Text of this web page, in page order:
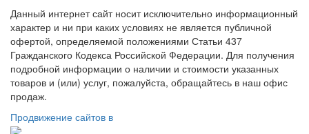
Данный интернет сайт носит исключительно информационный
характер и ни при каких условиях не является публичной
офертой, определяемой положениями Статьи 437
Гражданского Кодекса Российской Федерации. Для получения
подробной информации о наличии и стоимости указанных
товаров и (или) услуг, пожалуйста, обращайтесь в наш офис
продаж.
Продвижение сайтов в